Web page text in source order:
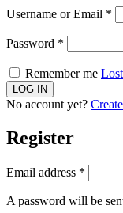
Username or Email *
Password *
Remember me
No account yet?
Register
Email address *
A password will be